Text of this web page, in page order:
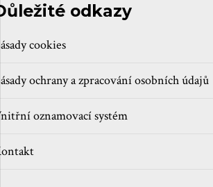
odkazy
cookies
ochrany a zpracování osobních údajů
oznamovací systém